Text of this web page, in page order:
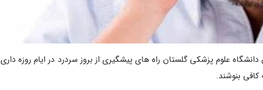
علوم پزشکی گلستان راه های پیشگیری از بروز سردرد در ایام روزه داری
بنوشند.